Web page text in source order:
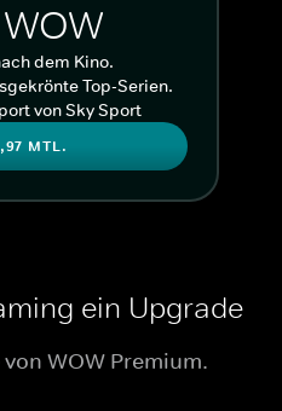
dem Kino.
Top-Serien.
von Sky Sport
MTL.
ein Upgrade
WOW Premium.